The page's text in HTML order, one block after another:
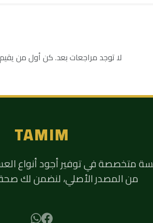
لا توجد مراجعات بعد. كن أول من
TAMIM
متخصصة في توفير أجود أنواع
من المصدر الأصلي، لنضمن لك